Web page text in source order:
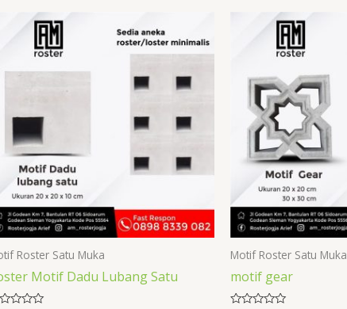
Roster Satu Muka
Motif Dadu Lubang Satu
Motif Roster Satu Muka
motif gear